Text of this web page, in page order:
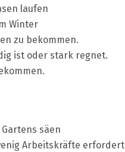
laufen
Winter
zu bekommen.
ist oder stark regnet.
säen
Arbeitskräfte erfordert